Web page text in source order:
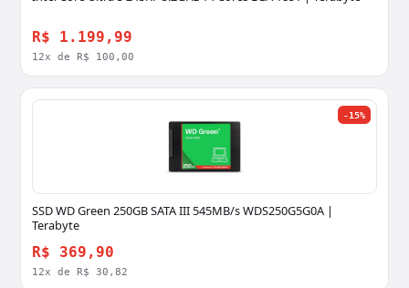
R$ 1.199,99
12x de R$ 100,00
-15%
SSD WD Green 250GB SATA III 545MB/s WDS250G5G0A |
Terabyte
R$ 369,90
12x de R$ 30,82